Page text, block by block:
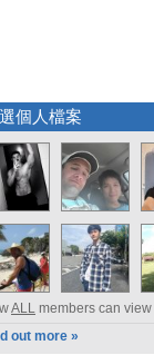
個人檔案
ALL members can
out more »